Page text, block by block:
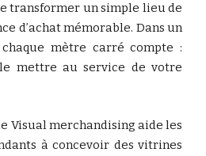
transformer un simple lieu de
d’achat mémorable. Dans un
chaque mètre carré compte :
mettre au service de votre
Visual merchandising aide les
à concevoir des vitrines